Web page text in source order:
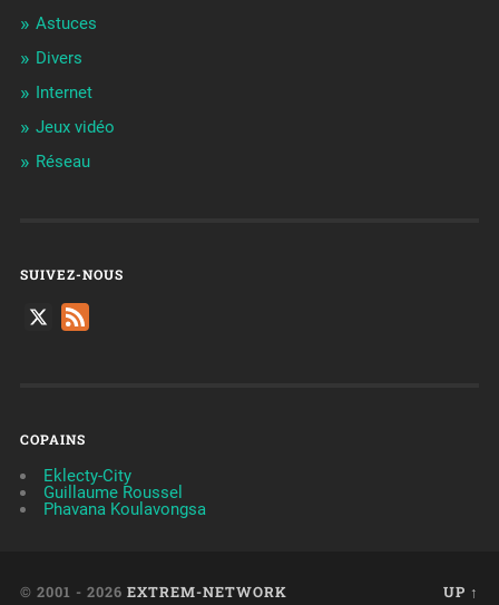
Astuces
Divers
Internet
Jeux vidéo
Réseau
SUIVEZ-NOUS
COPAINS
Eklecty-City
Guillaume Roussel
Phavana Koulavongsa
© 2001 - 2026 EXTREM-NETWORK UP ↑